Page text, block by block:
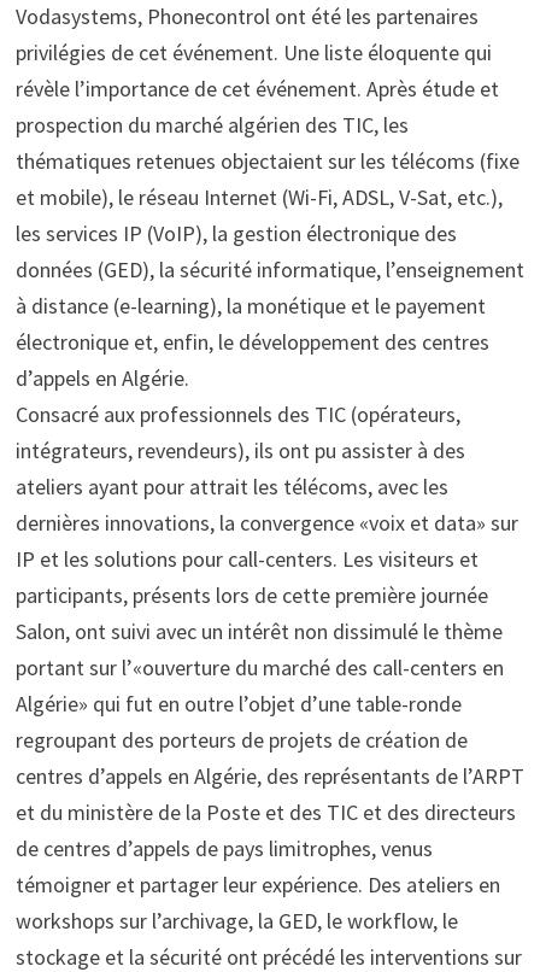
Vodasystems, Phonecontrol ont été les partenaires
privilégies de cet événement. Une liste éloquente qui
révèle l’importance de cet événement. Après étude et
prospection du marché algérien des TIC, les
thématiques retenues objectaient sur les télécoms (fixe
et mobile), le réseau Internet (Wi-Fi, ADSL, V-Sat, etc.),
les services IP (VoIP), la gestion électronique des
données (GED), la sécurité informatique, l’enseignement
à distance (e-learning), la monétique et le payement
électronique et, enfin, le développement des centres
d’appels en Algérie.
Consacré aux professionnels des TIC (opérateurs,
intégrateurs, revendeurs), ils ont pu assister à des
ateliers ayant pour attrait les télécoms, avec les
dernières innovations, la convergence «voix et data» sur
IP et les solutions pour call-centers. Les visiteurs et
participants, présents lors de cette première journée
Salon, ont suivi avec un intérêt non dissimulé le thème
portant sur l’«ouverture du marché des call-centers en
Algérie» qui fut en outre l’objet d’une table-ronde
regroupant des porteurs de projets de création de
centres d’appels en Algérie, des représentants de l’ARPT
et du ministère de la Poste et des TIC et des directeurs
de centres d’appels de pays limitrophes, venus
témoigner et partager leur expérience. Des ateliers en
workshops sur l’archivage, la GED, le workflow, le
stockage et la sécurité ont précédé les interventions sur